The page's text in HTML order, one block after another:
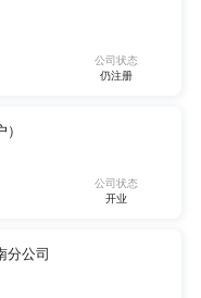
公司状态
仍注册
公司状态
开业
分公司